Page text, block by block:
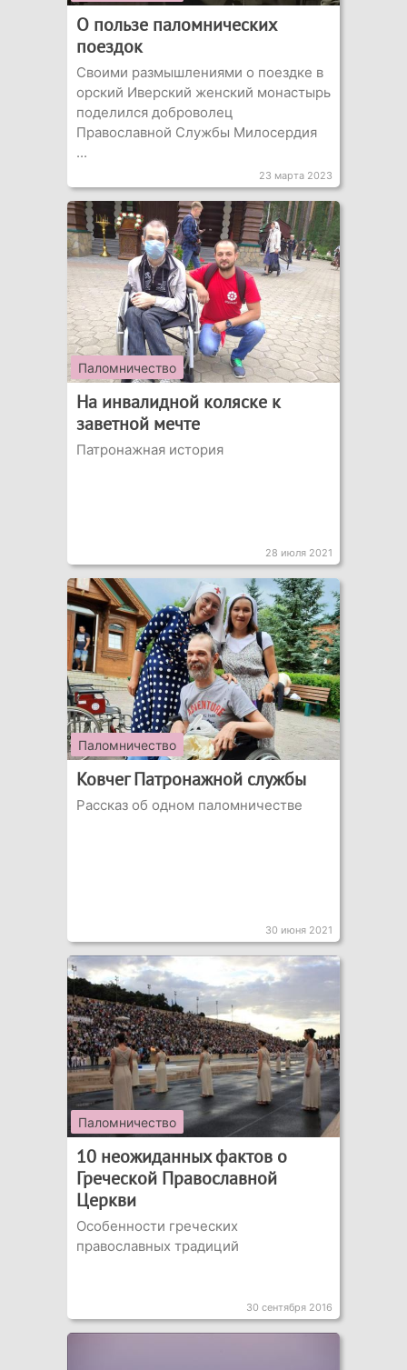
О пользе паломнических
поездок
Своими размышлениями о поездке в
орский Иверский женский монастырь
поделился доброволец
Православной Службы Милосердия
...
23 марта 2023
Паломничество
На инвалидной коляске к
заветной мечте
Патронажная история
28 июля 2021
Паломничество
Ковчег Патронажной службы
Рассказ об одном паломничестве
30 июня 2021
Паломничество
10 неожиданных фактов о
Греческой Православной
Церкви
Особенности греческих
православных традиций
30 сентября 2016